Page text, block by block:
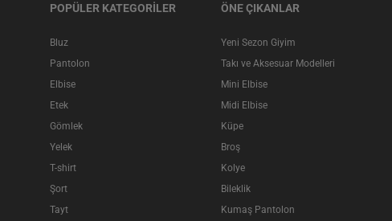
POPÜLER KATEGORİLER
Bluz
Pantolon
Elbise
Etek
Gömlek
Yelek
T-shirt
Şort
Tayt
ÖNE ÇIKANLAR
Yeni Sezon Giyim
Takı ve Aksesuar Modelleri
Mini Elbise
Midi Elbise
Küpe
Broş
Kolye
Bileklik
Kumaş Pantolon